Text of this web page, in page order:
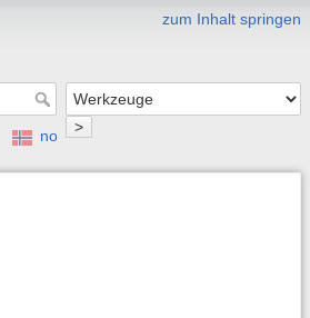
zum Inhalt springen
>
no